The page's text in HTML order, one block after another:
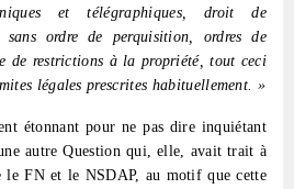
et télégraphiques, droit de
sans ordre de perquisition, ordres de
de restrictions à la propriété, tout ceci
légales prescrites habituellement. »
étonnant pour ne pas dire inquiétant
autre Question qui, elle, avait trait à
le FN et le NSDAP, au motif que cette